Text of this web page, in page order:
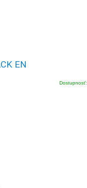
EN
Dostupnosť: